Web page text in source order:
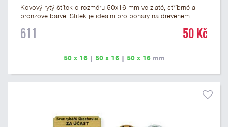
Kovový rytý štítek o rozměru 50x16 mm ve zlaté, stříbrné a
bronzové barvě. Štítek je ideální pro poháry na dřevěném
nebo text. U textu doporučujeme maximálně 3 řádky, aby byla
možné přiložit v prvním kroku objednávky.
611 50 Kč
50 x 16| 50 x 16| 50 x 16mm